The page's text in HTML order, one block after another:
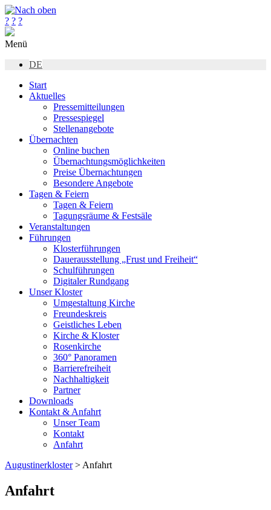
? ? ?
Menü
DE
Start
Aktuelles
Pressemitteilungen
Pressespiegel
Stellenangebote
Übernachten
Online buchen
Übernachtungsmöglichkeiten
Preise Übernachtungen
Besondere Angebote
Tagen & Feiern
Tagen & Feiern
Tagungsräume & Festsäle
Veranstaltungen
Führungen
Klosterführungen
Dauerausstellung „Frust und Freiheit“
Schulführungen
Digitaler Rundgang
Unser Kloster
Umgestaltung Kirche
Freundeskreis
Geistliches Leben
Kirche & Kloster
Rosenkirche
360° Panoramen
Barrierefreiheit
Nachhaltigkeit
Partner
Downloads
Kontakt & Anfahrt
Unser Team
Kontakt
Anfahrt
Augustinerkloster> Anfahrt
Anfahrt